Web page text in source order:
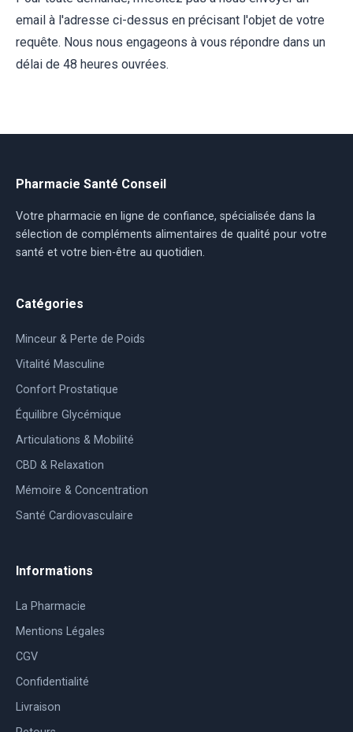
email à l'adresse ci-dessus en précisant l'objet de votre
requête. Nous nous engageons à vous répondre dans un
délai de 48 heures ouvrées.
Pharmacie Santé Conseil
Votre pharmacie en ligne de confiance, spécialisée dans la
sélection de compléments alimentaires de qualité pour votre
santé et votre bien-être au quotidien.
Catégories
Minceur & Perte de Poids
Vitalité Masculine
Confort Prostatique
Équilibre Glycémique
Articulations & Mobilité
CBD & Relaxation
Mémoire & Concentration
Santé Cardiovasculaire
Informations
La Pharmacie
Mentions Légales
CGV
Confidentialité
Livraison